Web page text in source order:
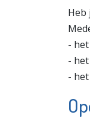
Heb
-
-
-